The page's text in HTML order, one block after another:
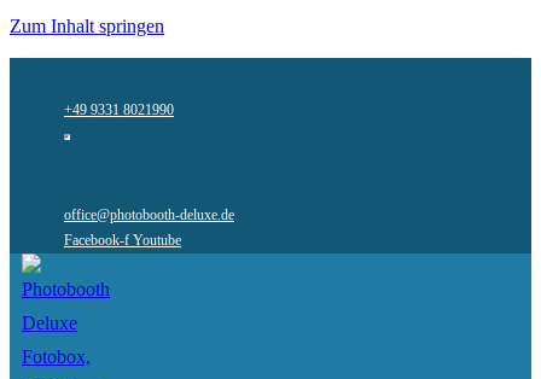
Zum Inhalt springen
+49 9331 8021990
office@photobooth-deluxe.de
Facebook-f Youtube